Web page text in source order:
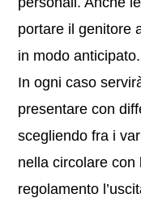
portare il genitore
in modo anticipato.
In ogni caso
presentare con
scegliendo fra i
nella circolare con
regolamento